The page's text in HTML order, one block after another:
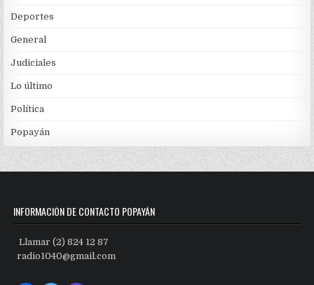
Deportes
General
Judiciales
Lo último
Política
Popayán
INFORMACIÓN DE CONTACTO POPAYÁN
Llamar (2) 824 12 87
radio1040@gmail.com